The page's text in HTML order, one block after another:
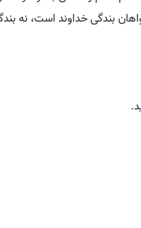
بندگی خداوند است، نه